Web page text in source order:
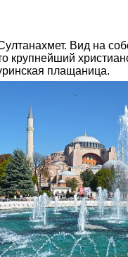
Вид на
крупнейший
плащаница.